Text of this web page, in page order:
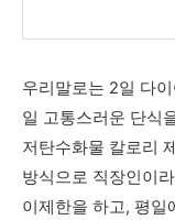
우리말로는 2일 다
일 고통스러운 단식
저탄수화물 칼로리
방식으로 직장인이
이제한을 하고, 평일